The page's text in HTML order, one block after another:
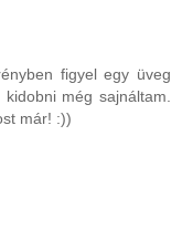
figyel egy üveg
még sajnáltam.
már! :))